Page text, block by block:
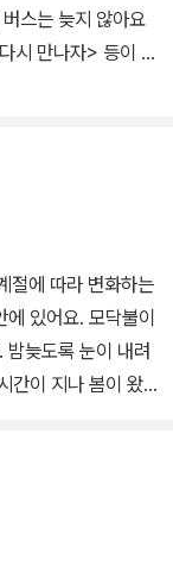
스는 늦지 않아요
시 만나자> 등이 있
있어요. 모닥불이
늦도록 눈이 내려
간이 지나 봄이 왔어
들은 두꺼운 옷을
서 즐겁게 놀아요.